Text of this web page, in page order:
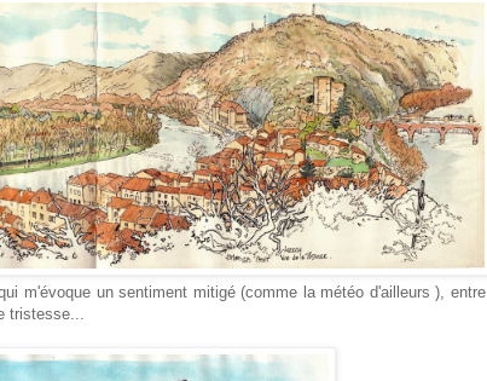
m'évoque un sentiment mitigé (comme la météo d'ailleurs ), entre
tristesse...